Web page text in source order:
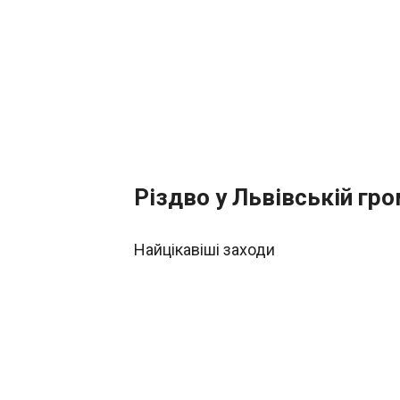
Різдво у Львівській
Найцікавіші заходи